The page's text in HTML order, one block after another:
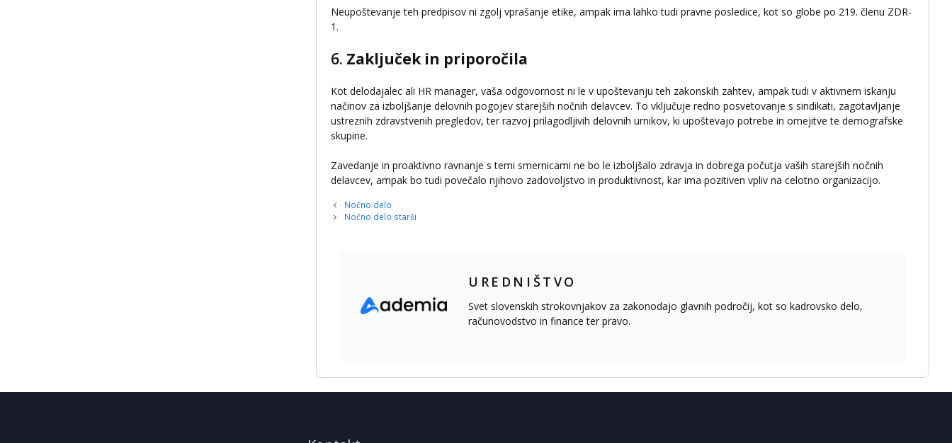
Neupoštevanje teh predpisov ni zgolj vprašanje etike, ampak ima lahko tudi pravne posledice, kot so globe po 219. členu ZDR-
1.
6. Zaključek in priporočila
Kot delodajalec ali HR manager, vaša odgovornost ni le v upoštevanju teh zakonskih zahtev, ampak tudi v aktivnem iskanju
načinov za izboljšanje delovnih pogojev starejših nočnih delavcev. To vključuje redno posvetovanje s sindikati, zagotavljanje
ustreznih zdravstvenih pregledov, ter razvoj prilagodljivih delovnih urnikov, ki upoštevajo potrebe in omejitve te demografske
skupine.
Zavedanje in proaktivno ravnanje s temi smernicami ne bo le izboljšalo zdravja in dobrega počutja vaših starejših nočnih
delavcev, ampak bo tudi povečalo njihovo zadovoljstvo in produktivnost, kar ima pozitiven vpliv na celotno organizacijo.
Nočno delo
Nočno delo starši
UREDNIŠTVO
Svet slovenskih strokovnjakov za zakonodajo glavnih področij, kot so kadrovsko delo,
računovodstvo in finance ter pravo.